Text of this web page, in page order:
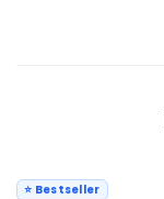
⭐ Bestseller